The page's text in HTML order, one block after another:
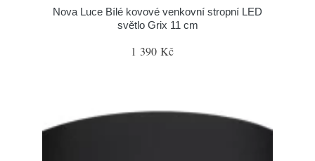
Nova Luce Bílé kovové venkovní stropní LED
světlo Grix 11 cm
1 390 Kč